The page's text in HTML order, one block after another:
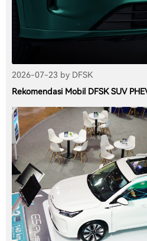
2026-07-23 by DFSK
Rekomendasi Mobil DFSK SUV